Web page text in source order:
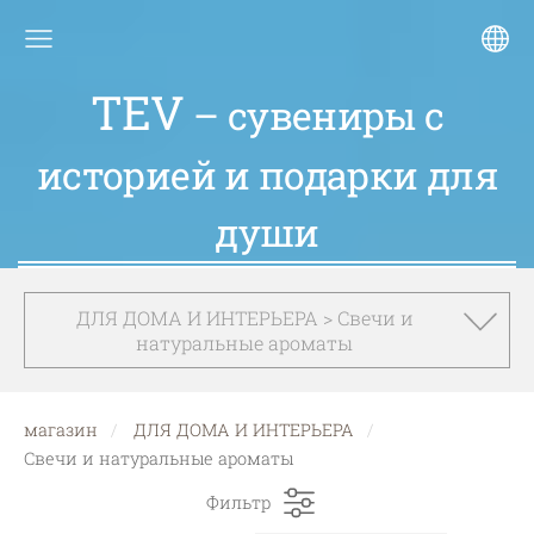
TEV – сувениры с
историей и подарки для
души
ДЛЯ ДОМА И ИНТЕРЬЕРА > Свечи и
натуральные ароматы
магазин
ДЛЯ ДОМА И ИНТЕРЬЕРА
Свечи и натуральные ароматы
Фильтр